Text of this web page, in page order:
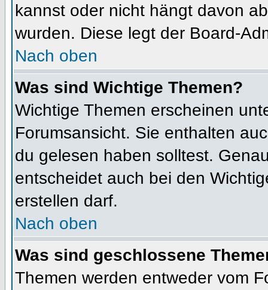
kannst oder nicht hängt davon
wurden. Diese legt der Board-
Nach oben
Was sind Wichtige Themen?
Wichtige Themen erscheinen
Forumsansicht. Sie enthalten
du gelesen haben solltest.
entscheidet auch bei den
erstellen darf.
Nach oben
Was sind geschlossene
Themen werden entweder vom